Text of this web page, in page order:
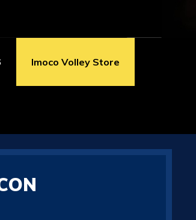
Imoco Volley Store